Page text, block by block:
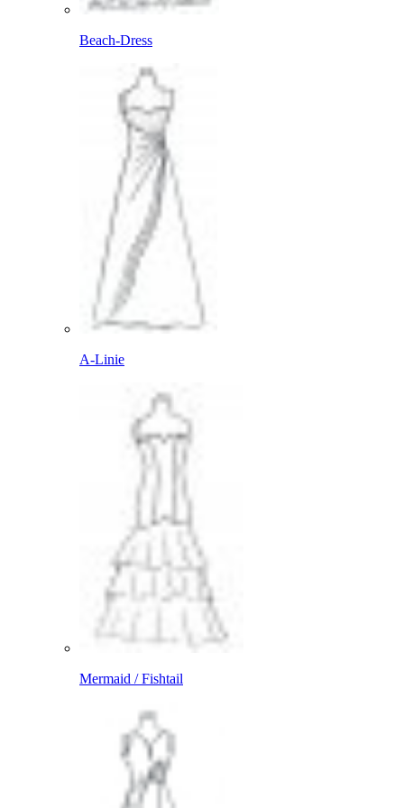
Beach-Dress
A-Linie
Mermaid / Fishtail